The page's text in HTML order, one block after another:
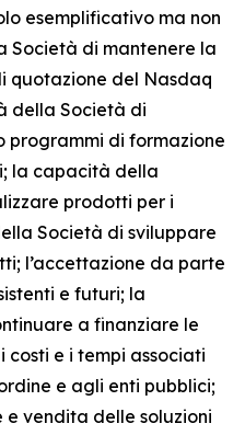
esemplificativo ma non
Società di mantenere la
quotazione del Nasdaq
della Società di
programmi di formazione
la capacità della
prodotti per i
Società di sviluppare
l’accettazione da parte
e futuri; la
a finanziare le
costi e i tempi associati
e agli enti pubblici;
vendita delle soluzioni